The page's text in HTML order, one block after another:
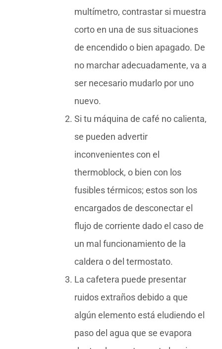
multímetro, contrastar si muestra
corto en una de sus situaciones
de encendido o bien apagado. De
no marchar adecuadamente, va a
ser necesario mudarlo por uno
nuevo.
Si tu máquina de café no calienta,
se pueden advertir
inconvenientes con el
thermoblock, o bien con los
fusibles térmicos; estos son los
encargados de desconectar el
flujo de corriente dado el caso de
un mal funcionamiento de la
caldera o del termostato.
La cafetera puede presentar
ruidos extraños debido a que
algún elemento está eludiendo el
paso del agua que se evapora